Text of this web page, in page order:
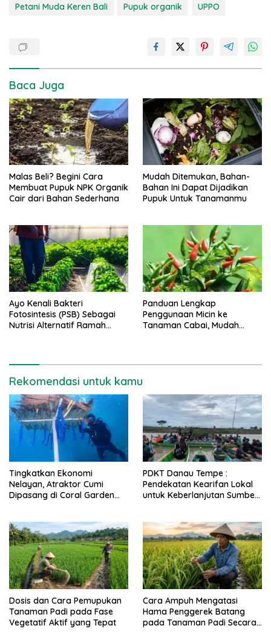
Petani Muda Keren Bali Pupuk organik UPPO
Baca Juga
Malas Beli? Begini Cara
Membuat Pupuk NPK Organik
Cair dari Bahan Sederhana
Mudah Ditemukan, Bahan-
Bahan Ini Dapat Dijadikan
Pupuk Untuk Tanamanmu
Ayo Kenali Bakteri
Fotosintesis (PSB) Sebagai
Nutrisi Alternatif Ramah
Panduan Lengkap
Penggunaan Micin ke
Tanaman Cabai, Mudah
Rekomendasi untuk kamu
Tingkatkan Ekonomi
Nelayan, Atraktor Cumi
Dipasang di Coral Garden
PDKT Danau Tempe :
Pendekatan Kearifan Lokal
untuk Keberlanjutan Sumber
Dosis dan Cara Pemupukan
Tanaman Padi pada Fase
Vegetatif Aktif yang Tepat
Cara Ampuh Mengatasi
Hama Penggerek Batang
pada Tanaman Padi Secara